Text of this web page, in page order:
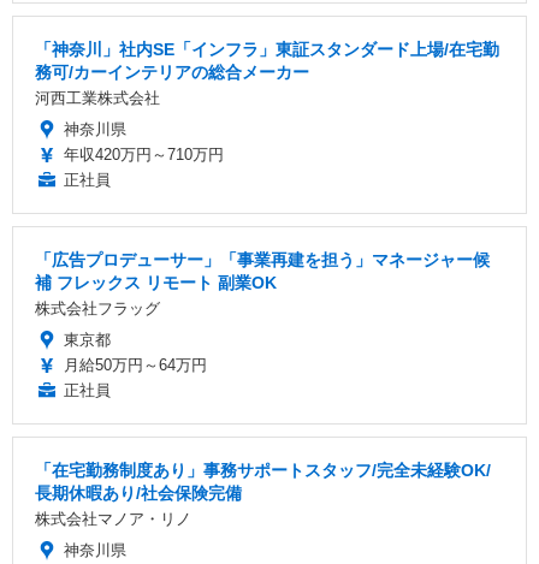
「神奈川」社内SE「インフラ」東証スタンダード上場/在宅勤
務可/カーインテリアの総合メーカー
河西工業株式会社
神奈川県
年収420万円～710万円
正社員
「広告プロデューサー」「事業再建を担う」マネージャー候
補 フレックス リモート 副業OK
株式会社フラッグ
東京都
月給50万円～64万円
正社員
「在宅勤務制度あり」事務サポートスタッフ/完全未経験OK/
長期休暇あり/社会保険完備
株式会社マノア・リノ
神奈川県